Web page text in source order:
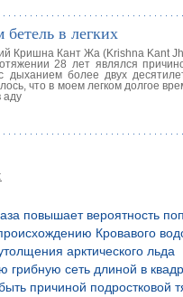
в легких
Кришна Кант Жа (Krishna Kant
28 лет являлся
дыханием более двух
что в моем легком долгое
аду
:
повышает вероятность
Кровавого
арктического льда
грибную сеть длиной в
причиной подростковой